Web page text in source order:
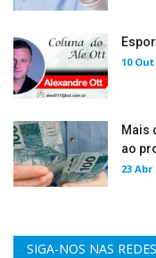
10 Out
Mais
ao
23 Abr
SIGA-NOS NAS